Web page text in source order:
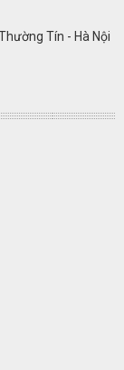
Tín - Hà Nội